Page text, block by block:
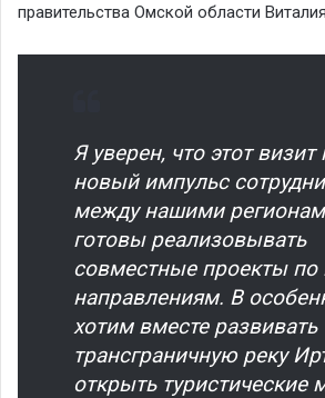
правительства Омской области
Я уверен, что этот визит
новый импульс
между нашими
готовы реализовывать
совместные проекты по
направлениям. В
хотим вместе развивать
трансграничную реку
открыть туристические